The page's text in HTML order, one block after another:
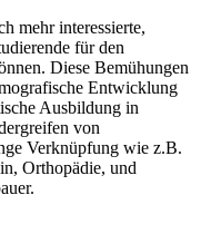
mehr interessierte,
für den
Diese Bemühungen
Entwicklung
Ausbildung in
von
Verknüpfung wie z.B.
Orthopädie, und